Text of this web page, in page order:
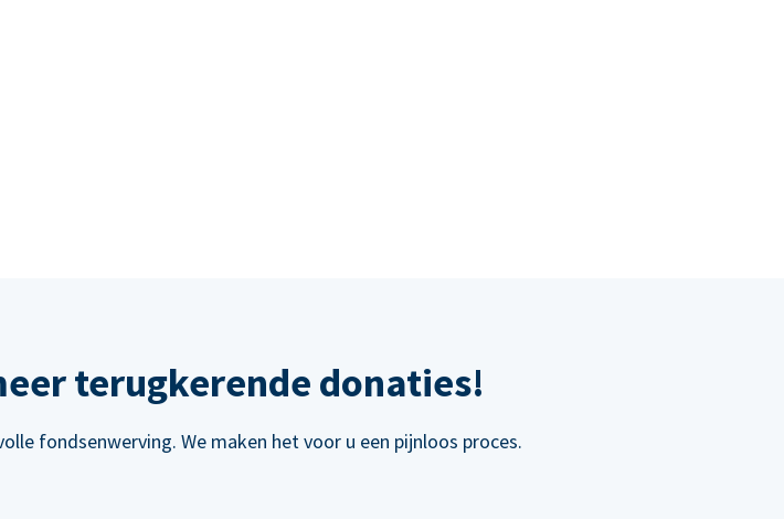
terugkerende donaties!
fondsenwerving. We maken het voor u een pijnloos proces.